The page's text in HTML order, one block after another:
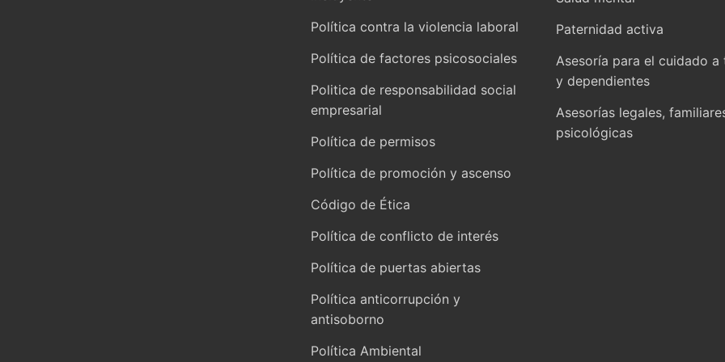
Política contra la violencia laboral
Política de factores psicosociales
Politica de responsabilidad social
empresarial
Política de permisos
Política de promoción y ascenso
Código de Ética
Política de conflicto de interés
Política de puertas abiertas
Política anticorrupción y
antisoborno
Política Ambiental
Paternidad activa
Asesoría para el cuidado a
y dependientes
Asesorías legales,
psicológicas